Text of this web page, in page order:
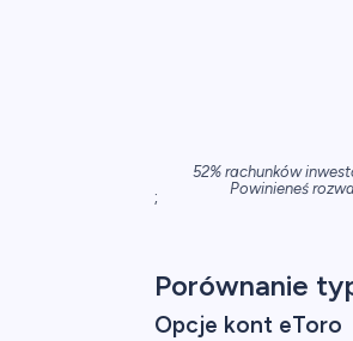
52% rachunków
Powinieneś
;
Porównanie
Opcje kont eToro